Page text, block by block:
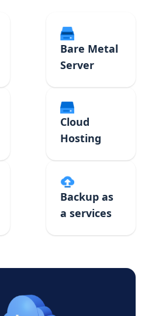
Bare Metal
Server
Cloud
Hosting
Backup as
a services